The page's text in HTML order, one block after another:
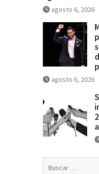
agosto 6, 2026
agosto 6, 2026